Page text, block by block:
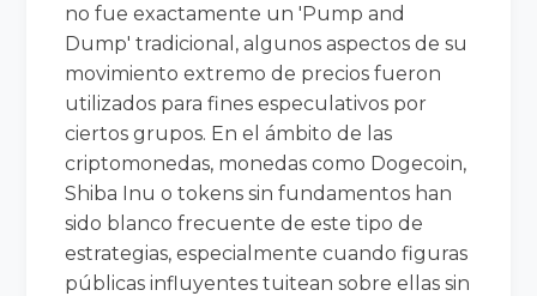
no fue exactamente un 'Pump and
Dump' tradicional, algunos aspectos de su
movimiento extremo de precios fueron
utilizados para fines especulativos por
ciertos grupos. En el ámbito de las
criptomonedas, monedas como Dogecoin,
Shiba Inu o tokens sin fundamentos han
sido blanco frecuente de este tipo de
estrategias, especialmente cuando figuras
públicas influyentes tuitean sobre ellas sin